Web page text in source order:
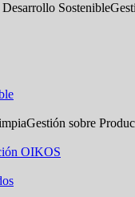
Gestión sobre
OIKOS